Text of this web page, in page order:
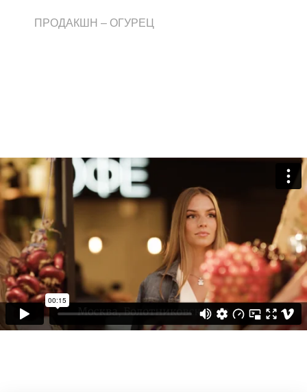
ПРОДАКШН – ОГУРЕЦ